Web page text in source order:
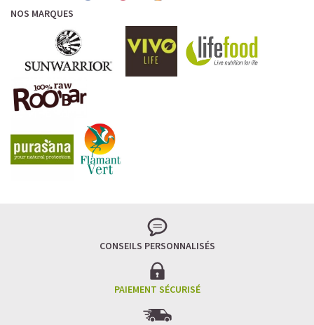
NOS MARQUES
CONSEILS PERSONNALISÉS
PAIEMENT SÉCURISÉ